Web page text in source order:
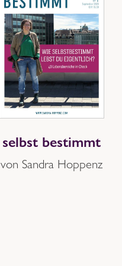
selbst bestimmt
von Sandra Hoppenz